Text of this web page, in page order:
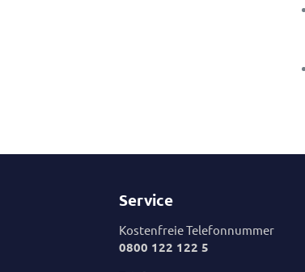
Service
Kostenfreie Telefonnummer
0800 122 122 5